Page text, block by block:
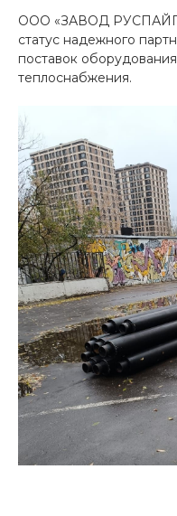
ООО «ЗАВОД
статус надежного
поставок
теплоснабжения.